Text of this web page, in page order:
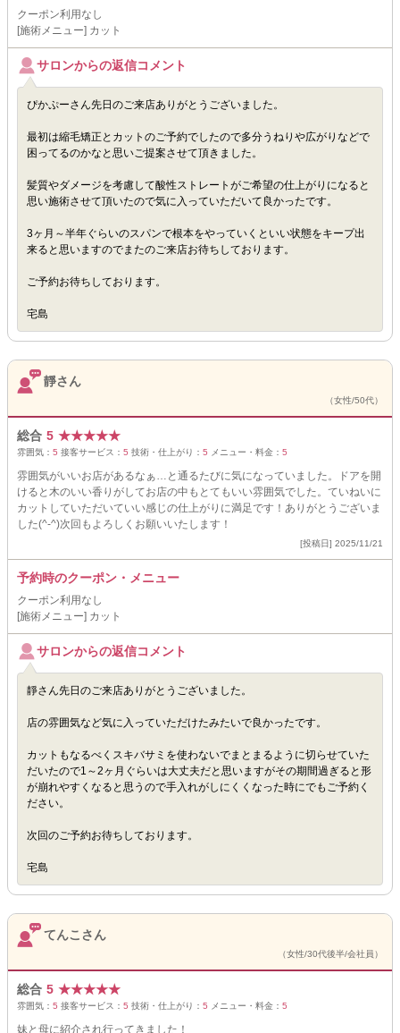
クーポン利用なし
[施術メニュー] カット
サロンからの返信コメント
ぴかぷーさん先日のご来店ありがとうございました。
最初は縮毛矯正とカットのご予約でしたので多分うねりや広がりなどで
困ってるのかなと思いご提案させて頂きました。
髪質やダメージを考慮して酸性ストレートがご希望の仕上がりになると
思い施術させて頂いたので気に入っていただいて良かったです。
3ヶ月～半年ぐらいのスパンで根本をやっていくといい状態をキープ出
来ると思いますのでまたのご来店お待ちしております。
ご予約お待ちしております。
宅島
靜さん
（女性/50代）
総合 5 ★★★★★
雰囲気： 5 接客サービス： 5 技術・仕上がり： 5 メニュー・料金： 5
雰囲気がいいお店があるなぁ…と通るたびに気になっていました。ドアを開
けると木のいい香りがしてお店の中もとてもいい雰囲気でした。ていねいに
カットしていただいていい感じの仕上がりに満足です！ありがとうございま
した(^-^)次回もよろしくお願いいたします！
[投稿日] 2025/11/21
予約時のクーポン・メニュー
クーポン利用なし
[施術メニュー] カット
サロンからの返信コメント
靜さん先日のご来店ありがとうございました。
店の雰囲気など気に入っていただけたみたいで良かったです。
カットもなるべくスキバサミを使わないでまとまるように切らせていた
だいたので1～2ヶ月ぐらいは大丈夫だと思いますがその期間過ぎると形
が崩れやすくなると思うので手入れがしにくくなった時にでもご予約く
ださい。
次回のご予約お待ちしております。
宅島
てんこさん
（女性/30代後半/会社員）
総合 5 ★★★★★
雰囲気： 5 接客サービス： 5 技術・仕上がり： 5 メニュー・料金： 5
妹と母に紹介され行ってきました！